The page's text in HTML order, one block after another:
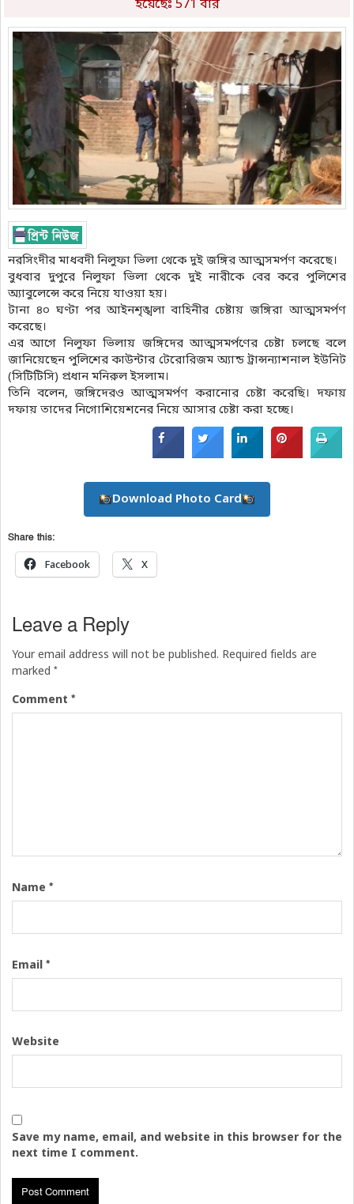
হয়েছেঃ 571 বার
নরসিংদীর মাধবদী নিলুফা ভিলা থেকে দুই জঙ্গির আত্মসমর্পণ করেছে।
বুধবার দুপুরে নিলুফা ভিলা থেকে দুই নারীকে বের করে পুলিশের
অ্যাবুলেন্সে করে নিয়ে যাওয়া হয়।
টানা ৪০ ঘণ্টা পর আইনশৃঙ্খলা বাহিনীর চেষ্টায় জঙ্গিরা আত্মসমর্পণ
করেছে।
এর আগে নিলুফা ভিলায় জঙ্গিদের আত্মসমর্পণের চেষ্টা চলছে বলে
জানিয়েছেন পুলিশের কাউন্টার টেরোরিজম অ্যান্ড ট্রান্সন্যাশনাল ইউনিট
(সিটিটিসি) প্রধান মনিরুল ইসলাম।
তিনি বলেন, জঙ্গিদেরও আত্মসমর্পণ করানোর চেষ্টা করেছি। দফায়
দফায় তাদের নিগোশিয়েশনের নিয়ে আসার চেষ্টা করা হচ্ছে।
Download Photo Card
Share this:
Facebook X
Leave a Reply
Your email address will not be published. Required fields are
marked *
Comment *
Name *
Email *
Website
Save my name, email, and website in this browser for the
next time I comment.